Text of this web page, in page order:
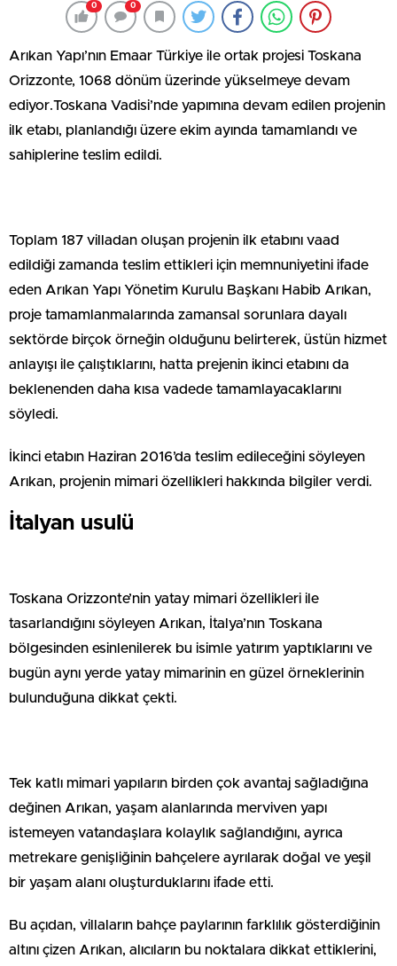
0 0
Arıkan Yapı’nın Emaar Türkiye ile ortak projesi Toskana
Orizzonte, 1068 dönüm üzerinde yükselmeye devam
ediyor.Toskana Vadisi’nde yapımına devam edilen projenin
ilk etabı, planlandığı üzere ekim ayında tamamlandı ve
sahiplerine teslim edildi.
Toplam 187 villadan oluşan projenin ilk etabını vaad
edildiği zamanda teslim ettikleri için memnuniyetini ifade
eden Arıkan Yapı Yönetim Kurulu Başkanı Habib Arıkan,
proje tamamlanmalarında zamansal sorunlara dayalı
sektörde birçok örneğin olduğunu belirterek, üstün hizmet
anlayışı ile çalıştıklarını, hatta prejenin ikinci etabını da
beklenenden daha kısa vadede tamamlayacaklarını
söyledi.
İkinci etabın Haziran 2016’da teslim edileceğini söyleyen
Arıkan, projenin mimari özellikleri hakkında bilgiler verdi.
İtalyan usulü
Toskana Orizzonte’nin yatay mimari özellikleri ile
tasarlandığını söyleyen Arıkan, İtalya’nın Toskana
bölgesinden esinlenilerek bu isimle yatırım yaptıklarını ve
bugün aynı yerde yatay mimarinin en güzel örneklerinin
bulunduğuna dikkat çekti.
Tek katlı mimari yapıların birden çok avantaj sağladığına
değinen Arıkan, yaşam alanlarında merviven yapı
istemeyen vatandaşlara kolaylık sağlandığını, ayrıca
metrekare genişliğinin bahçelere ayrılarak doğal ve yeşil
bir yaşam alanı oluşturduklarını ifade etti.
Bu açıdan, villaların bahçe paylarının farklılık gösterdiğinin
altını çizen Arıkan, alıcıların bu noktalara dikkat ettiklerini,